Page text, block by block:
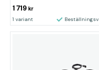
1 719 kr
1 variant